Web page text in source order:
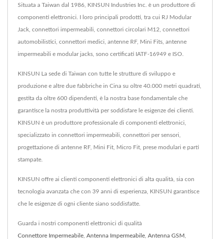
Situata a Taiwan dal 1986, KINSUN Industries Inc. è un produttore di
componenti elettronici. I loro principali prodotti, tra cui RJ Modular
Jack, connettori impermeabili, connettori circolari M12, connettori
automobilistici, connettori medici, antenne RF, Mini Fits, antenne
impermeabili e modular jacks, sono certificati IATF-16949 e ISO.
KINSUN La sede di Taiwan con tutte le strutture di sviluppo e
produzione e altre due fabbriche in Cina su oltre 40.000 metri quadrati,
gestita da oltre 600 dipendenti, è la nostra base fondamentale che
garantisce la nostra produttività per soddisfare le esigenze dei clienti.
KINSUN è un produttore professionale di componenti elettronici,
specializzato in connettori impermeabili, connettori per sensori,
progettazione di antenne RF, Mini Fit, Micro Fit, prese modulari e parti
stampate.
KINSUN offre ai clienti componenti elettronici di alta qualità, sia con
tecnologia avanzata che con 39 anni di esperienza, KINSUN garantisce
che le esigenze di ogni cliente siano soddisfatte.
Guarda i nostri componenti elettronici di qualità
Connettore Impermeabile Antenna Impermeabile Antenna GSM